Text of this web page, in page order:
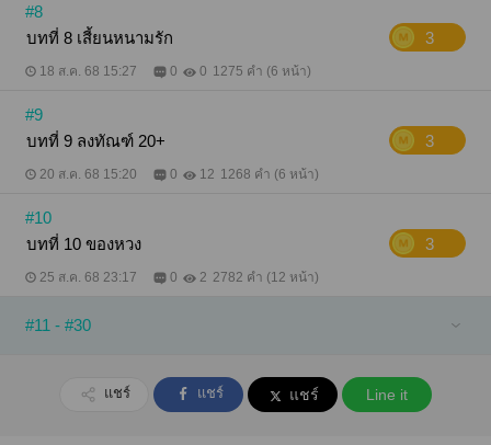
#8
บทที่ 8 เสี้ยนหนามรัก
3
18 ส.ค. 68 15:27 0 0 1275 คำ (6 หน้า)
#9
บทที่ 9 ลงทัณฑ์ 20+
3
20 ส.ค. 68 15:20 0 12 1268 คำ (6 หน้า)
#10
บทที่ 10 ของหวง
3
25 ส.ค. 68 23:17 0 2 2782 คำ (12 หน้า)
#11 - #30
แชร์ แชร์ แชร์ Line it